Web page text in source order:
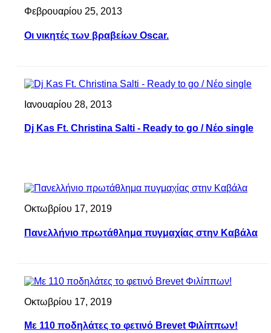
Φεβρουαρίου 25, 2013
Οι νικητές των βραβείων Oscar.
Ιανουαρίου 28, 2013
Dj Kas Ft. Christina Salti - Ready to go / Nέο single
Οκτωβρίου 17, 2019
Πανελλήνιο πρωτάθλημα πυγμαχίας στην Καβάλα
Οκτωβρίου 17, 2019
Με 110 ποδηλάτες το φετινό Brevet Φιλίππων!